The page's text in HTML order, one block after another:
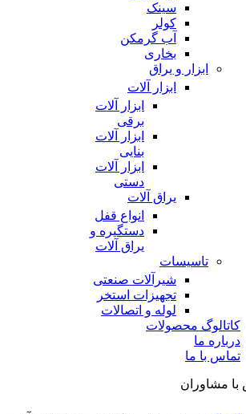
سینک
کولر
آب گرمکن
بخاری
ابزار و یراق
ابزار آلات
ابزار آلات
برقی
ابزار آلات
بنایی
ابزار آلات
دستی
یراق آلات
انواع قفل
دستگیره و
یراق آلات
تاسیسات
شیرآلات صنعتی
تجهیزات استخر
لوله و اتصالات
کاتالوگ محصولات
درباره ما
تماس با ما
با مشاوران